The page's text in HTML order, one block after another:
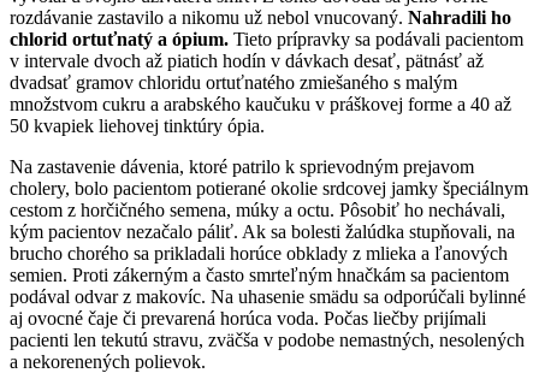
rozdávanie zastavilo a nikomu už nebol vnucovaný. Nahradili ho
chlorid ortuťnatý a ópium. Tieto prípravky sa podávali pacientom
v intervale dvoch až piatich hodín v dávkach desať, pätnásť až
dvadsať gramov chloridu ortuťnatého zmiešaného s malým
množstvom cukru a arabského kaučuku v práškovej forme a 40 až
50 kvapiek liehovej tinktúry ópia.
Na zastavenie dávenia, ktoré patrilo k sprievodným prejavom
cholery, bolo pacientom potierané okolie srdcovej jamky špeciálnym
cestom z horčičného semena, múky a octu. Pôsobiť ho nechávali,
kým pacientov nezačalo páliť. Ak sa bolesti žalúdka stupňovali, na
brucho chorého sa prikladali horúce obklady z mlieka a ľanových
semien. Proti zákerným a často smrteľným hnačkám sa pacientom
podával odvar z makovíc. Na uhasenie smädu sa odporúčali bylinné
aj ovocné čaje či prevarená horúca voda. Počas liečby prijímali
pacienti len tekutú stravu, zväčša v podobe nemastných, nesolených
a nekorenených polievok.